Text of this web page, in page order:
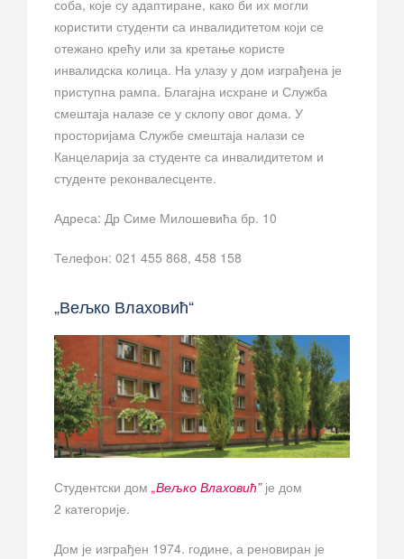
соба, које су адаптиране, како би их могли
користити студенти са инвалидитетом који се
отежано крећу или за кретање користе
инвалидска колица. На улазу у дом изграђена је
приступна рампа. Благајна исхране и Служба
смештаја налазе се у склопу овог дома. У
просторијама Службе смештаја налази се
Канцеларија за студенте са инвалидитетом и
студенте реконвалесценте.
Адреса: Др Симе Милошевића бр. 10
Телефон: 021 455 868, 458 158
„Вељко Влаховић“
Студентски дом „Вељко Влаховић”је дом
2 категорије.
Дом је изграђен 1974. године, а реновиран је